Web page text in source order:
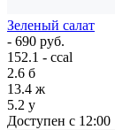
Зеленый салат
- 690 руб.
152.1 - ccal
2.6 б
13.4 ж
5.2 у
Доступен с 12:00